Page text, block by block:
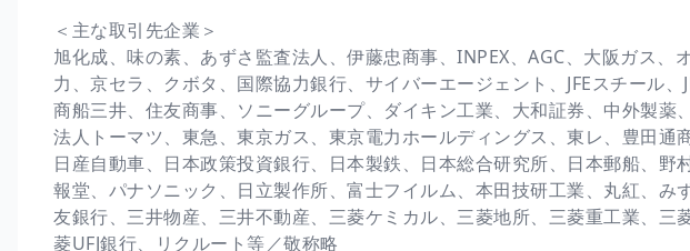
＜主な取引先企業＞
旭化成、味の素、あずさ監査法人、伊藤忠商事、INPEX、AGC、大阪ガス、
力、京セラ、クボタ、国際協力銀行、サイバーエージェント、JFEスチール、
商船三井、住友商事、ソニーグループ、ダイキン工業、大和証券、中外製薬
法人トーマツ、東急、東京ガス、東京電力ホールディングス、東レ、豊田通
日産自動車、日本政策投資銀行、日本製鉄、日本総合研究所、日本郵船、野
報堂、パナソニック、日立製作所、富士フイルム、本田技研工業、丸紅、み
友銀行、三井物産、三井不動産、三菱ケミカル、三菱地所、三菱重工業、三
菱UFJ銀行、リクルート等／敬称略